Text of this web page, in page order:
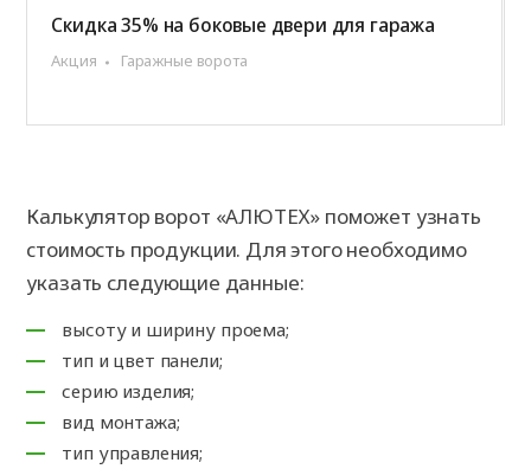
Скидка 35% на боковые двери для гаража
Акция Гаражные ворота
Калькулятор ворот «АЛЮТЕХ» поможет узнать
стоимость продукции. Для этого необходимо
указать следующие данные:
высоту и ширину проема;
тип и цвет панели;
серию изделия;
вид монтажа;
тип управления;